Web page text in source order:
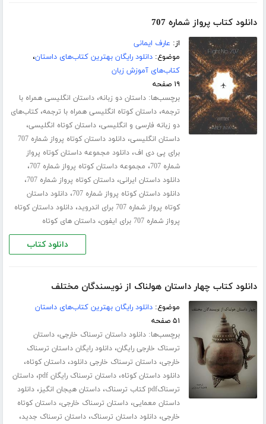
دانلود کتاب پرواز شماره 707
از: عارف ایمانی
موضوع:دانلود رایگان بهترین کتاب‌های داستان،
کتاب‌های آموزش زبان
۱۹ صفحه
برچسب‌ها:داستان دو زبانه،داستان انگلیسی همراه با
ترجمه،داستان کوتاه انگلیسی همراه با ترجمه،کتاب‌های
دو زبانه فارسی و انگلیسی،داستان کوتاه انگلیسی،
داستان انگلیسی،
دانلود داستان کوتاه پرواز شماره 707
برای پی دی اف،دانلود مجموعه داستان کوتاه پرواز
شماره 707
، مجموعه داستان کوتاه پرواز شماره 707 ،
دانلود داستان ایرانی،داستان کوتاه پرواز شماره 707 ،
دانلود داستان کوتاه پرواز شماره 707 ،دانلود داستان
کوتاه پرواز شماره 707 برای اندروید
،دانلود داستان کوتاه
پرواز شماره 707 برای ایفون
،داستان های کوتاه
دانلود کتاب
دانلود کتاب چهار داستان هولناک از نویسندگان مختلف
موضوع:دانلود رایگان بهترین کتاب‌های داستان
۵۱ صفحه
برچسب‌ها:دانلود داستان ترسناک خارجی،داستان
ترسناک خارجی رایگان،دانلود رایگان داستان ترسناک
خارجی،داستان ترسناک خارجی دانلود،داستان کوتاه،
دانلود داستان کوتاه،داستان ترسناک رایگان pdf ،داستان
ترسناکpdf کتاب ترسناک
،داستان هیجان انگیز،دانلود
داستان معمایی،داستان ترسناک خارجی،داستان کوتاه
خارجی،دانلود داستان ترسناک،داستان ترسناک جدید،